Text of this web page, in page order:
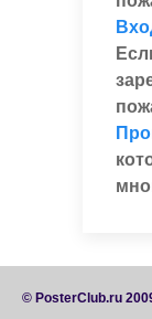
© PosterClub.ru